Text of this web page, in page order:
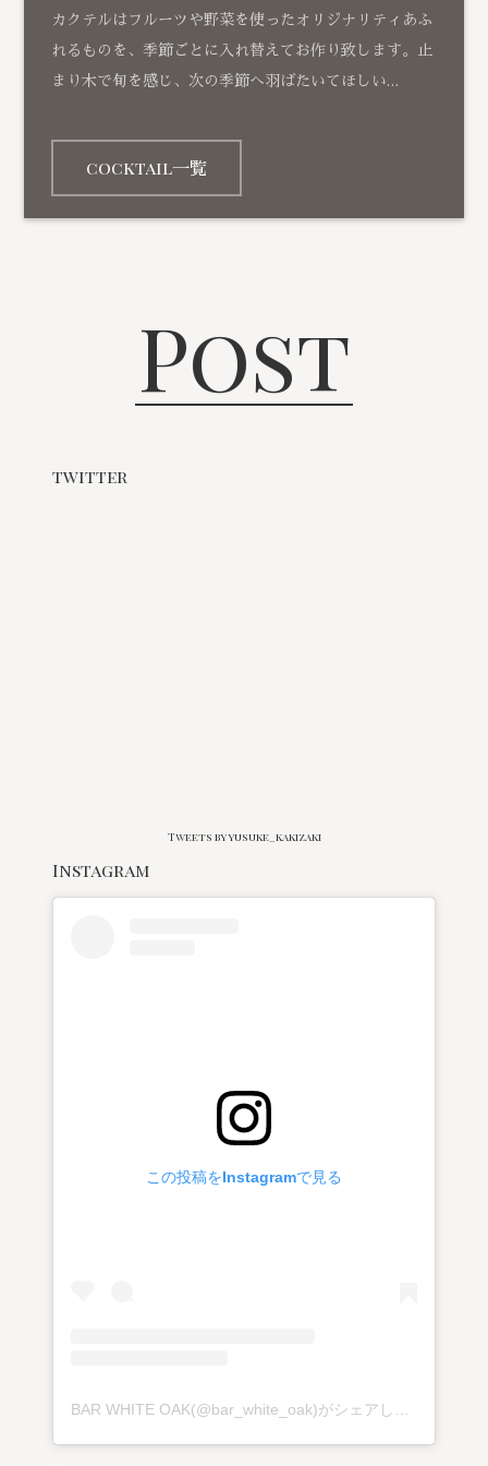
カクテルはフルーツや野菜を使ったオリジナリティあふ
れるものを、季節ごとに入れ替えてお作り致します。止
まり木で旬を感じ、次の季節へ羽ばたいてほしい…
cocktail一覧
Post
twitter
Tweets by yusuke_kakizaki
Instagram
この投稿をInstagramで見る
BAR WHITE OAK(@bar_white_oak)がシェアした投稿